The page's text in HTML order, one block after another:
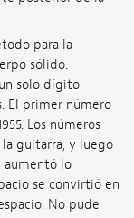
para la
sólido.
solo dígito
El primer número
Los números
guitarra, y luego
aumentó lo
se convirtió en
No pude